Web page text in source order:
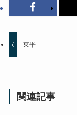
東平
関連記事